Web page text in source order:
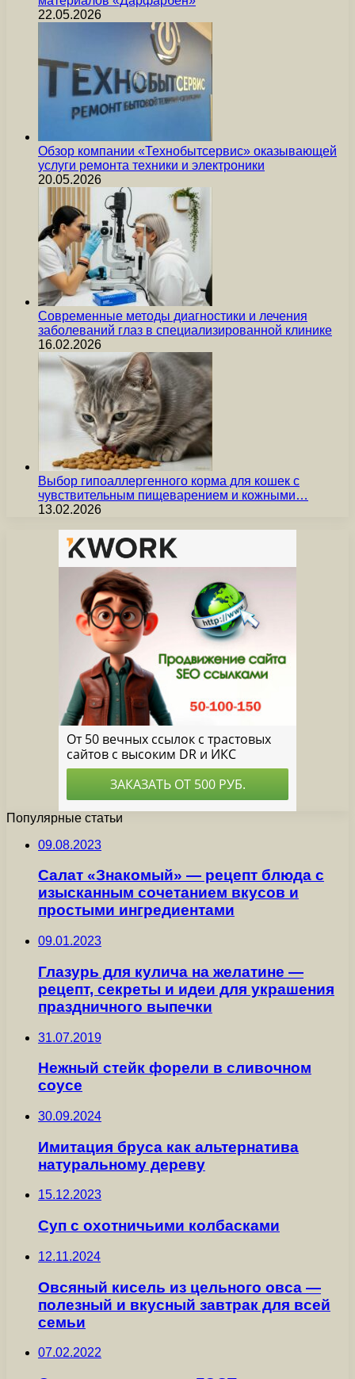
22.05.2026
Обзор компании «Технобытсервис» оказывающей
услуги ремонта техники и электроники
20.05.2026
Современные методы диагностики и лечения
заболеваний глаз в специализированной клинике
16.02.2026
Выбор гипоаллергенного корма для кошек с
чувствительным пищеварением и кожными…
13.02.2026
Популярные статьи
09.08.2023
Салат «Знакомый» — рецепт блюда с
изысканным сочетанием вкусов и
простыми ингредиентами
09.01.2023
Глазурь для кулича на желатине —
рецепт, секреты и идеи для украшения
праздничного выпечки
31.07.2019
Нежный стейк форели в сливочном
соусе
30.09.2024
Имитация бруса как альтернатива
натуральному дереву
15.12.2023
Суп с охотничьими колбасками
12.11.2024
Овсяный кисель из цельного овса —
полезный и вкусный завтрак для всей
семьи
07.02.2022